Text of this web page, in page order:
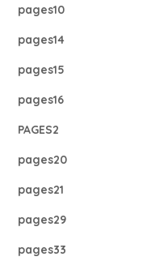
pages10
pages14
pages15
pages16
PAGES2
pages20
pages21
pages29
pages33